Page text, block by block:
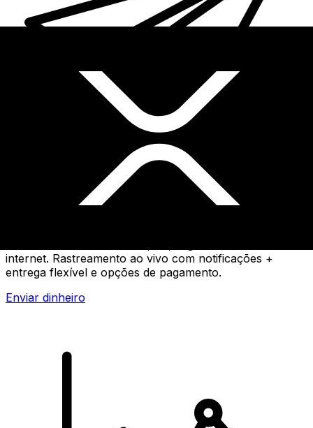
internet. Rastreamento ao vivo com notificações +
entrega flexível e opções de pagamento.
Enviar dinheiro